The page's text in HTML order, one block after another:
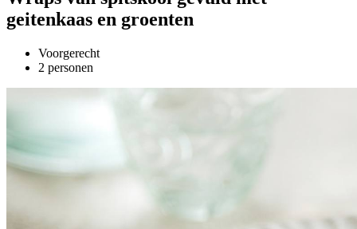
geitenkaas en groenten
Voorgerecht
2 personen